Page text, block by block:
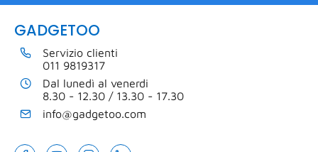
GADGETOO
Servizio clienti
011 9819317
Dal lunedì al venerdi
8.30 - 12.30 / 13.30 - 17.30
info@gadgetoo.com